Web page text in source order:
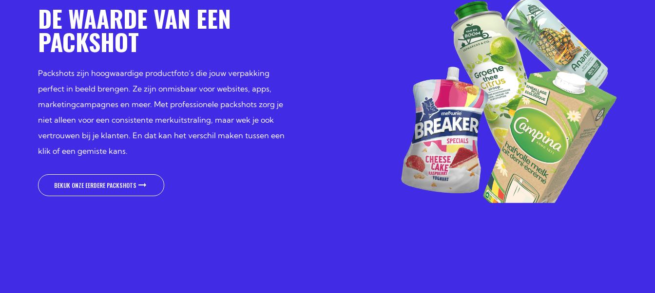
DE WAARDE VAN EEN
PACKSHOT
Packshots zijn hoogwaardige productfoto’s die jouw verpakking
perfect in beeld brengen. Ze zijn onmisbaar voor websites, apps,
marketingcampagnes en meer. Met professionele packshots zorg je
niet alleen voor een consistente merkuitstraling, maar wek je ook
vertrouwen bij je klanten. En dat kan het verschil maken tussen een
klik of een gemiste kans.
BEKIJK ONZE EERDERE PACKSHOTS